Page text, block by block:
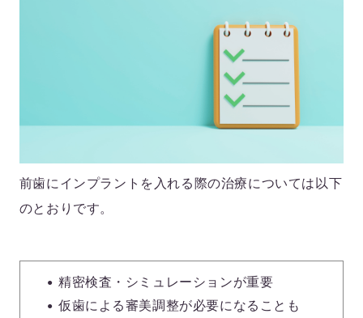
前歯にインプラントを入れる際の治療については以下
のとおりです。
精密検査・シミュレーションが重要
仮歯による審美調整が必要になることも